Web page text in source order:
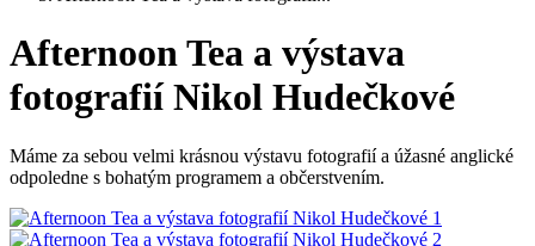
Afternoon Tea a výstava
fotografií Nikol Hudečkové
Máme za sebou velmi krásnou výstavu fotografií a úžasné anglické
odpoledne s bohatým programem a občerstvením.